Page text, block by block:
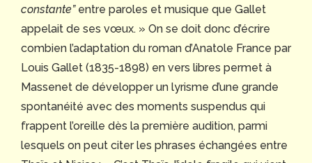
constante”entre paroles et musique que Gallet
appelait de ses vœux. » On se doit donc d’écrire
combien l’adaptation du roman d’Anatole France par
Louis Gallet (1835-1898) en vers libres permet à
Massenet de développer un lyrisme d’une grande
spontanéité avec des moments suspendus qui
frappent l’oreille dès la première audition, parmi
lesquels on peut citer les phrases échangées entre